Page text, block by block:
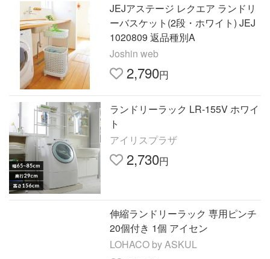
JEJアステージ レクエア ランドリ
ーバスケット(2段・ホワイト) JEJ
1020809 返品種別A
Joshin web
2,790円
ランドリーラック LR-155V ホワイ
ト
アイリスプラザ
2,730円
伸縮ランドリーラック 専用ピンチ
20個付き 1個 アイセン
LOHACO by ASKUL